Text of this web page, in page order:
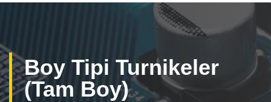
Boy Tipi Turnikeler
(Tam Boy)